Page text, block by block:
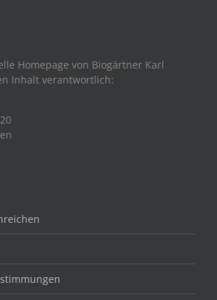
Homepage von Biogärtner Karl
Inhalt verantwortlich: